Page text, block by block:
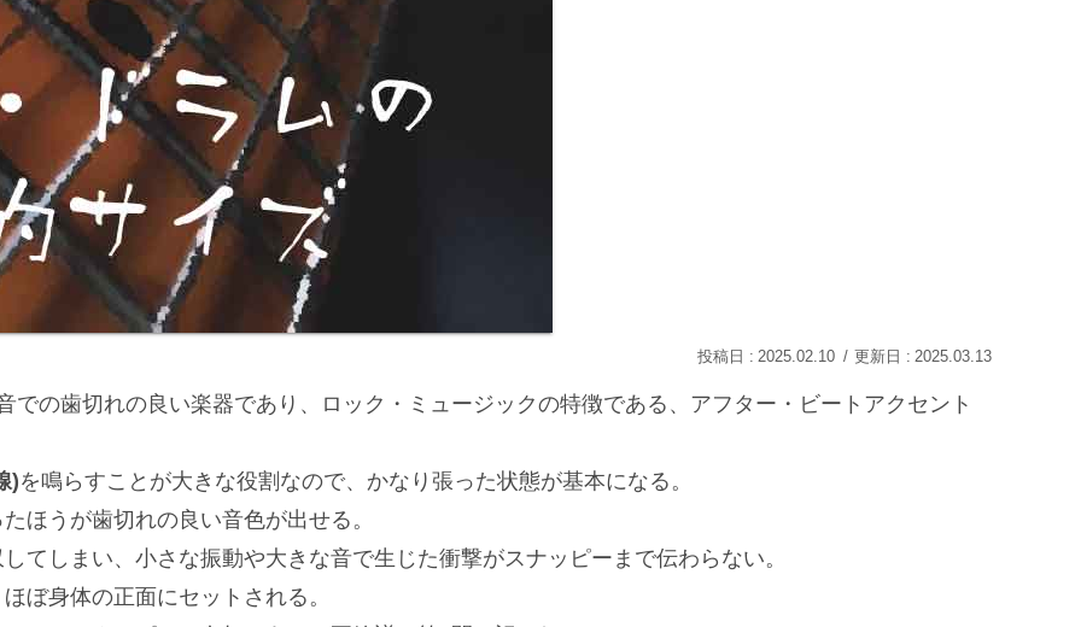
2025.02.10 2025.03.13
での歯切れの良い楽器であり、ロック・ミュージックの特徴である、アフター・ビートアクセント
)を鳴らすことが大きな役割なので、かなり張った状態が基本になる。
ほうが歯切れの良い音色が出せる。
てしまい、小さな振動や大きな音で生じた衝撃がスナッピーまで伝わらない。
ぼ身体の正面にセットされる。